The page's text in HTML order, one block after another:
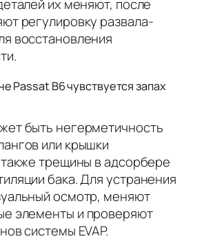
их меняют, после
регулировку развала-
восстановления
Passat B6 чувствуется запах
быть негерметичность
или крышки
трещины в адсорбере
бака. Для устранения
осмотр, меняют
элементы и проверяют
системы EVAP.